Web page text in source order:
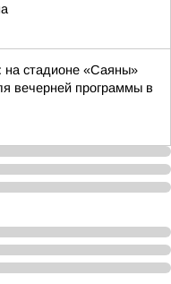
стадионе «Саяны»
вечерней программы в